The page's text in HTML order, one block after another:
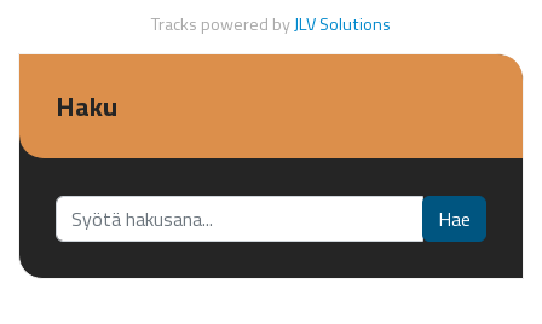
Tracks powered byJLV Solutions
Haku
Etsi... Hae